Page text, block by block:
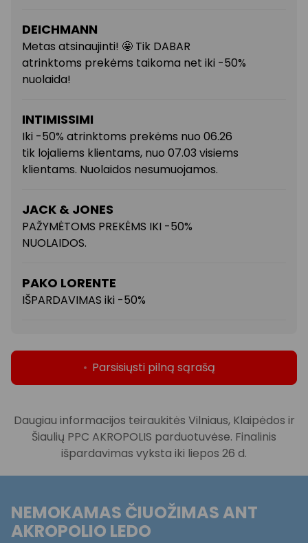
Parsisiųsti pilną sąrašą
DEICHMANN
Metas atsinaujinti! 🤩 Tik DABAR
atrinktoms prekėms taikoma net iki -50%
nuolaida!
INTIMISSIMI
Iki -50% atrinktoms prekėms nuo 06.26
tik lojaliems klientams, nuo 07.03 visiems
klientams. Nuolaidos nesumuojamos.
JACK & JONES
PAŽYMĖTOMS PREKĖMS IKI -50%
NUOLAIDOS.
PAKO LORENTE
IŠPARDAVIMAS iki -50%
pažymėtoms prekėms.
TRIUMPH
Triumph sezono išpardavimas – stilius ir
komfortas iki -50 % pigiau! Skubėkite
atrasti mėgstamus modelius už ypatingą
kainą.
Daugiau informacijos teiraukitės Vilniaus, Klaipėdos ir
Šiaulių PPC AKROPOLIS parduotuvėse. Finalinis
išpardavimas vyksta iki liepos 26 d.
NEMOKAMAS ČIUOŽIMAS ANT
AKROPOLIO LEDO